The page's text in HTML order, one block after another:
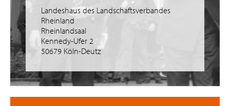
Landeshaus des Landschaftsverbandes
Rheinland
Rheinlandsaal
Kennedy-Ufer 2
50679 Köln-Deutz